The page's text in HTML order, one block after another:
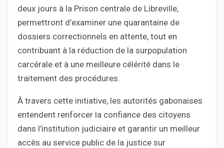
deux jours à la Prison centrale de Libreville,
permettront d’examiner une quarantaine de
dossiers correctionnels en attente, tout en
contribuant à la réduction de la surpopulation
carcérale et à une meilleure célérité dans le
traitement des procédures.
À travers cette initiative, les autorités gabonaises
entendent renforcer la confiance des citoyens
dans l’institution judiciaire et garantir un meilleur
accès au service public de la justice sur